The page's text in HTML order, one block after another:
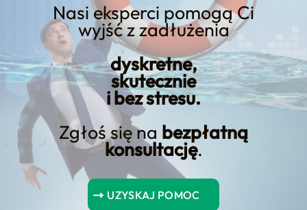
Nasi eksperci pomogą Ci
wyjść z zadłużenia
dyskretne,
skutecznie
i bez stresu.
Zgłoś się na bezpłatną
konsultację.
UZYSKAJ POMOC
Strona główna
Blog Kredyt123.pl
finanse rodzinne
Strona 2
Jak Zjednoczyć Finanse
Rodziny Mającej Dwóch
Synów?
Jak zjednoczyć finanse rodziny mającej dwóch synów?
Rodzice mający dwóch synów często zastanawiają się,